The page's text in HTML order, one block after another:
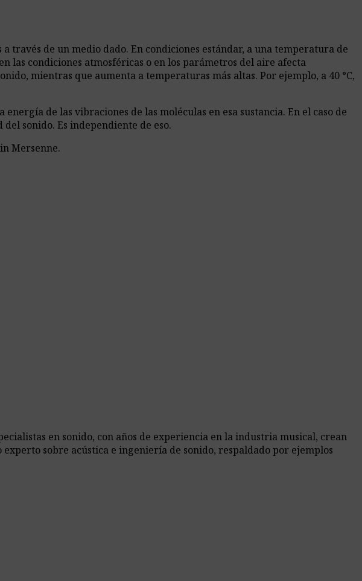
través de un medio dado. En condiciones estándar, a una temperatura de
las condiciones atmosféricas o en los parámetros del aire afecta
mientras que aumenta a temperaturas más altas. Por ejemplo, a 40 °C,
de las vibraciones de las moléculas en esa sustancia. En el caso de
sonido. Es independiente de eso.
Mersenne.
en sonido, con años de experiencia en la industria musical, crean
sobre acústica e ingeniería de sonido, respaldado por ejemplos